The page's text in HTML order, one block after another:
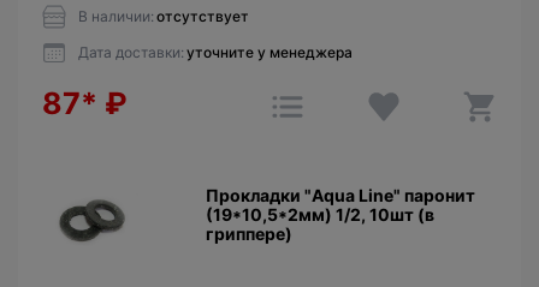
В наличии: отсутствует
Дата доставки: уточните у менеджера
87* ₽
Прокладки "Aqua Line" паронит
(19*10,5*2мм) 1/2, 10шт (в
гриппере)